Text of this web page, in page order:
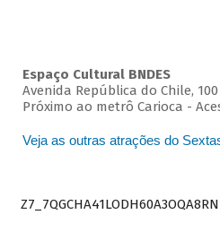
Espaço Cultural BNDES
Avenida República do Chile,
Próximo ao metrô Carioca -
Veja as outras atrações do